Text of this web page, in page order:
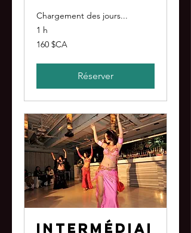
Chargement des jours...
1 h
160
dollars
160 $CA
Réserver
Intermédiai